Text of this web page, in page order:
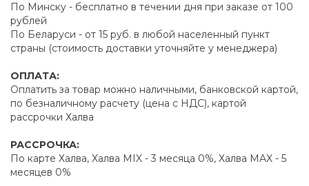
По Минску - бесплатно в течении дня при заказе от 100
рублей
По Беларуси - от 15 руб. в любой населенный пункт
страны (стоимость доставки уточняйте у менеджера)
ОПЛАТА:
Оплатить за товар можно наличными, банковской картой,
по безналичному расчету (цена с НДС), картой
рассрочки Халва
РАССРОЧКА:
По карте Халва, Халва MIX - 3 месяца 0%, Халва MAX - 5
месяцев 0%